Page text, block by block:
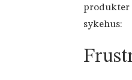
produkter
sykehus: